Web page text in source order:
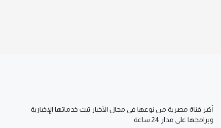
أكبر قناة مصرية من نوعها في مجال الأخبار تبث خدماتها الإخبارية
وبرامجها على مدار 24 ساعة